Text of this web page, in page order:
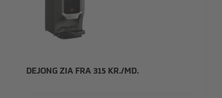
DEJONG ZIA FRA 315 KR./MD.